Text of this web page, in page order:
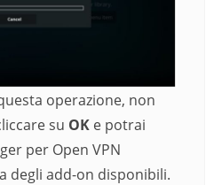
operazione, non
su OK e potrai
per Open VPN
degli add-on disponibili.